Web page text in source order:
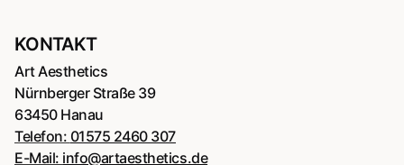
KONTAKT
Art Aesthetics
Nürnberger Straße 39
63450 Hanau
Telefon: 01575 2460 307
E-Mail: info@artaesthetics.de